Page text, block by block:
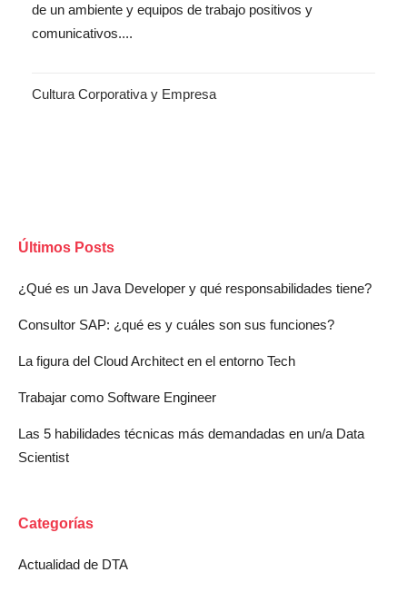
de un ambiente y equipos de trabajo positivos y
comunicativos....
Cultura Corporativa y Empresa
Últimos Posts
¿Qué es un Java Developer y qué responsabilidades tiene?
Consultor SAP: ¿qué es y cuáles son sus funciones?
La figura del Cloud Architect en el entorno Tech
Trabajar como Software Engineer
Las 5 habilidades técnicas más demandadas en un/a Data
Scientist
Categorías
Actualidad de DTA